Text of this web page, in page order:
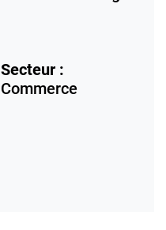
Secteur :
Commerce